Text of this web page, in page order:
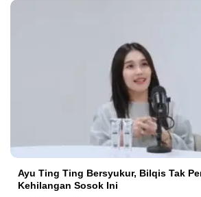
Ayu Ting Ting Bersyukur, Bilqis Tak
Kehilangan Sosok Ini